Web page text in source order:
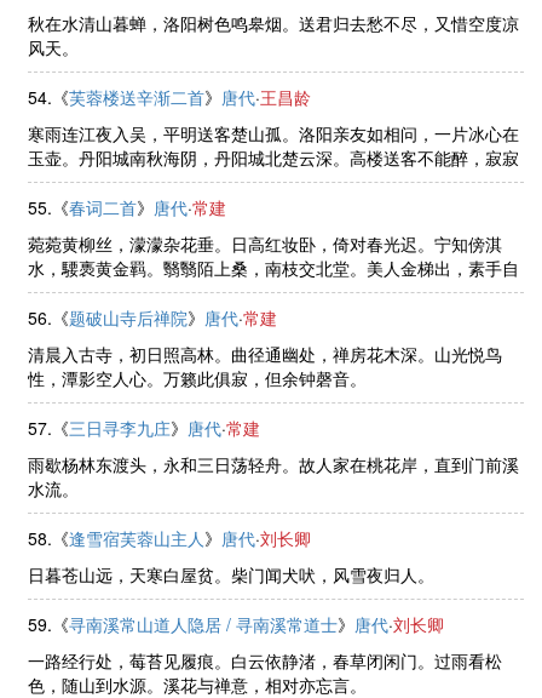
秋在水清山暮蝉，洛阳树色鸣皋烟。送君归去愁不尽，又惜空度凉
风天。
54.《芙蓉楼送辛渐二首》 唐代·王昌龄
寒雨连江夜入吴，平明送客楚山孤。洛阳亲友如相问，一片冰心在
玉壶。丹阳城南秋海阴，丹阳城北楚云深。高楼送客不能醉，寂寂
寒江明月心。
55.《春词二首》 唐代·常建
菀菀黄柳丝，濛濛杂花垂。日高红妆卧，倚对春光迟。宁知傍淇
水，騕褭黄金羁。翳翳陌上桑，南枝交北堂。美人金梯出，素手自
提筐。非但畏蚕饥，盈盈娇路傍。
56.《题破山寺后禅院》 唐代·常建
清晨入古寺，初日照高林。曲径通幽处，禅房花木深。山光悦鸟
性，潭影空人心。万籁此俱寂，但余钟磬音。
57.《三日寻李九庄》 唐代·常建
雨歇杨林东渡头，永和三日荡轻舟。故人家在桃花岸，直到门前溪
水流。
58.《逢雪宿芙蓉山主人》 唐代·刘长卿
日暮苍山远，天寒白屋贫。柴门闻犬吠，风雪夜归人。
59.《寻南溪常山道人隐居 / 寻南溪常道士》 唐代·刘长卿
一路经行处，莓苔见履痕。白云依静渚，春草闭闲门。过雨看松
色，随山到水源。溪花与禅意，相对亦忘言。